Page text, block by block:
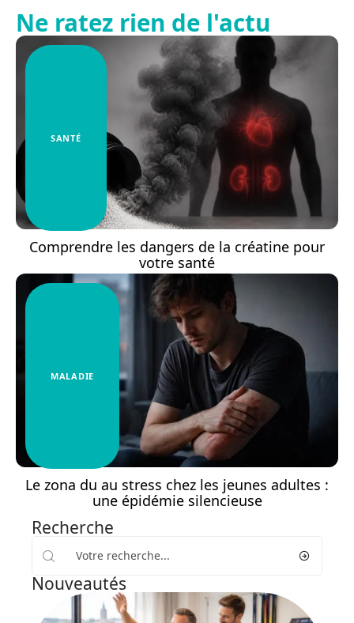
Ne ratez rien de l'actu
SANTÉ
Comprendre les dangers de la créatine pour
votre santé
MALADIE
Le zona du au stress chez les jeunes adultes :
une épidémie silencieuse
Recherche
Nouveautés